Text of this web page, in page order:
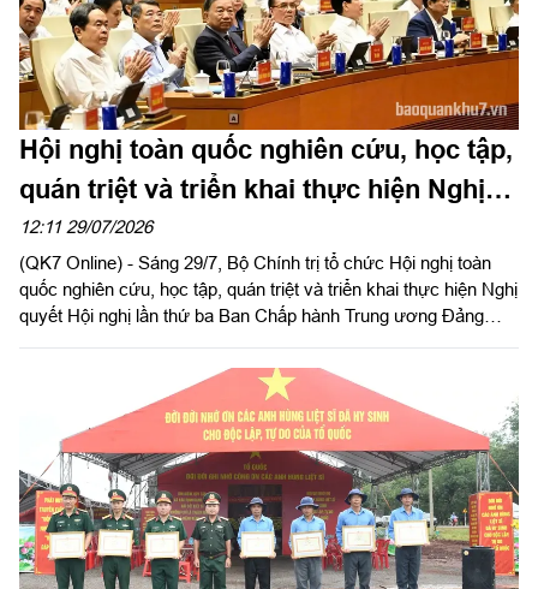
Hội nghị toàn quốc nghiên cứu, học tập,
quán triệt và triển khai thực hiện Nghị
quyết Hội nghị lần thứ ba Ban Chấp
hành Trung ương Đảng khóa XIV
12:11 29/07/2026
(QK7 Online) - Sáng 29/7, Bộ Chính trị tổ chức Hội nghị toàn
quốc nghiên cứu, học tập, quán triệt và triển khai thực hiện Nghị
quyết Hội nghị lần thứ ba Ban Chấp hành Trung ương Đảng